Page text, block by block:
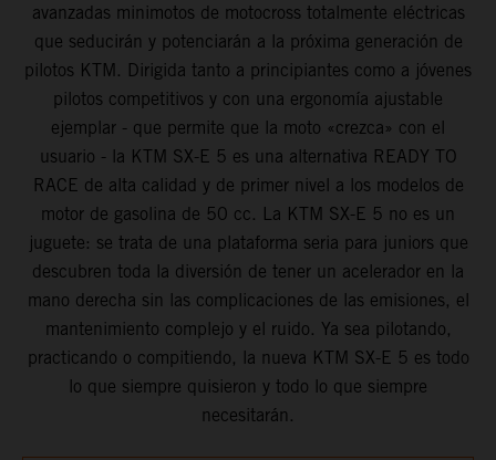
avanzadas minimotos de motocross totalmente eléctricas
que seducirán y potenciarán a la próxima generación de
pilotos KTM. Dirigida tanto a principiantes como a jóvenes
pilotos competitivos y con una ergonomía ajustable
ejemplar - que permite que la moto «crezca» con el
usuario - la KTM SX-E 5 es una alternativa READY TO
RACE de alta calidad y de primer nivel a los modelos de
motor de gasolina de 50 cc. La KTM SX-E 5 no es un
juguete: se trata de una plataforma seria para juniors que
descubren toda la diversión de tener un acelerador en la
mano derecha sin las complicaciones de las emisiones, el
mantenimiento complejo y el ruido. Ya sea pilotando,
practicando o compitiendo, la nueva KTM SX-E 5 es todo
lo que siempre quisieron y todo lo que siempre
necesitarán.